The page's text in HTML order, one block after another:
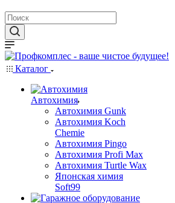
Каталог
Автохимия
Автохимия Gunk
Автохимия Koch
Chemie
Автохимия Pingo
Автохимия Profi Max
Автохимия Turtle Wax
Японская химия
Soft99